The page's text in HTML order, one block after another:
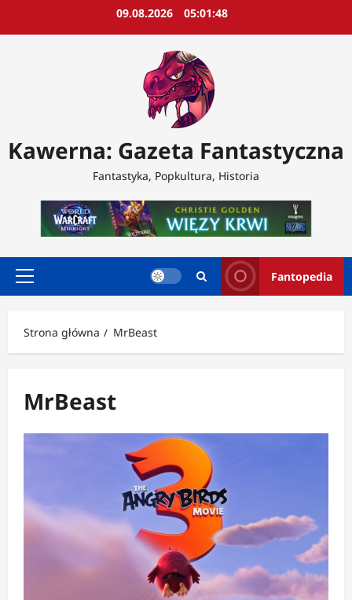
09.08.2026 05:01:50
Kawerna: Gazeta Fantastyczna
Fantastyka, Popkultura, Historia
Menu
Fantopedia
Strona główna MrBeast
MrBeast